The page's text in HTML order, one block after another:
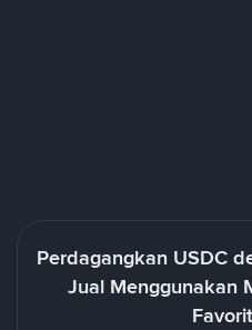
Perdagangkan USDC
Jual Menggunakan